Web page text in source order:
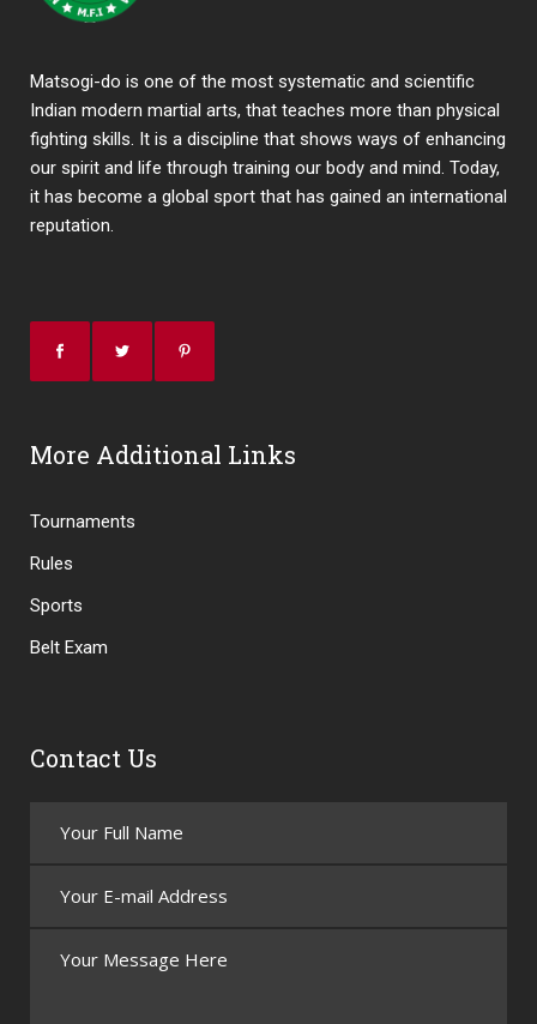
Matsogi-do is one of the most systematic and scientific
Indian modern martial arts, that teaches more than physical
fighting skills. It is a discipline that shows ways of enhancing
our spirit and life through training our body and mind. Today,
it has become a global sport that has gained an international
reputation.
More Additional Links
Tournaments
Rules
Sports
Belt Exam
Contact Us